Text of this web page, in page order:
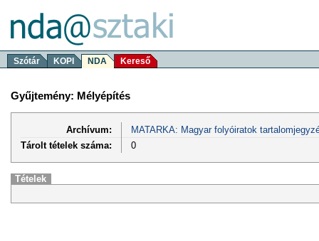
Szótár KOPI NDA Kereső
Gyűjtemény: Mélyépítés
Archívum:
MATARKA: Magyar folyóiratok
Tárolt tételek száma:
0
Tételek